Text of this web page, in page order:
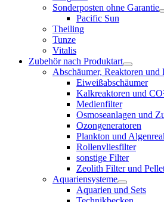
Sonderposten ohne Garantie
Pacific Sun
Theiling
Tunze
Vitalis
Zubehör nach Produktart
Abschäumer, Reaktoren und
Eiweißabschäumer
Kalkreaktoren und
Medienfilter
Osmoseanlagen und
Ozongeneratoren
Plankton und
Rollenvliesfilter
sonstige Filter
Zeolith Filter und
Aquariensysteme
Aquarien und Sets